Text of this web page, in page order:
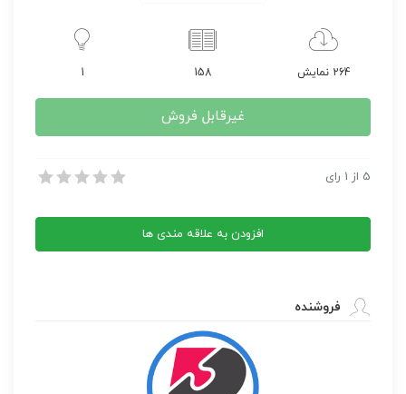
264 نمایش 158
1
غیرقابل فروش
کتاب Chromebook User Manual
5 از 1 رای
افزودن به علاقه مندی ها
فروشنده